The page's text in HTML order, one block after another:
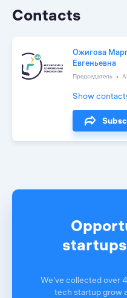
Contacts
Ожигова
Евгеньевна
Председатель
Show
We've collected over
tech startup grow